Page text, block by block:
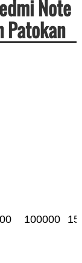
Note
Patokan
100000